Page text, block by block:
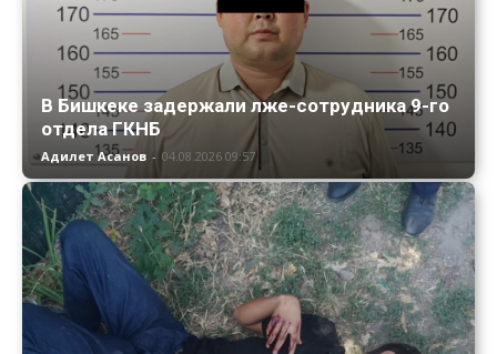
В Бишкеке задержали лже-сотрудника 9-го
отдела ГКНБ
Адилет Асанов - 04.08.2026 09:57